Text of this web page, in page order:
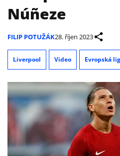
Núñeze
FILIP POTUŽÁK28. říjen 2023
Liverpool Video Evropská